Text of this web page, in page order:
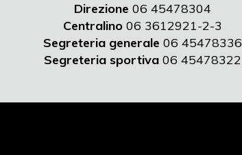
Direzione 06 45478304
Centralino 06 3612921-2-3
Segreteria generale 06 45478336
Segreteria sportiva 06 45478322